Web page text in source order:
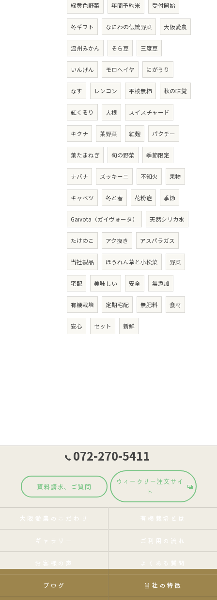
緑黄色野菜 年間予約米 受付開始
冬ギフト なにわの伝統野菜 大阪愛農
温州みかん そら豆 三度豆
いんげん モロヘイヤ にがうり
なす レンコン 平核無柿 秋の味覚
紅くるり 大根 スイスチャード
キクナ 葉野菜 紅麹 パクチー
葉たまねぎ 旬の野菜 季節限定
ナバナ ズッキーニ 不知火 果物
キャベツ 冬と春 花粉症 季節
Gaivota（ガイヴォータ） 天然シリカ水
たけのこ アク抜き アスパラガス
当社製品 ほうれん草と小松菜 野菜
宅配 美味しい 安全 無添加
有機栽培 定期宅配 無肥料 食材
安心 セット 新鮮
072-270-5411
資料請求、ご質問
ウィークリー注文サイ
ト
大阪愛農のこだわり 有機栽培とは
ギャラリー ご利用の流れ
お客様の声 よくある質問
ブログ 当社の特徴